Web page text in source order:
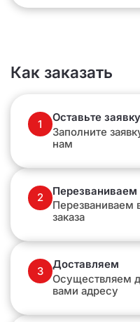
Как заказать
1
Оставьте заявку
Заполните
нам
2
Перезваниваем
Перезваниваем
заказа
3
Доставляем
Осуществляем
вами адресу